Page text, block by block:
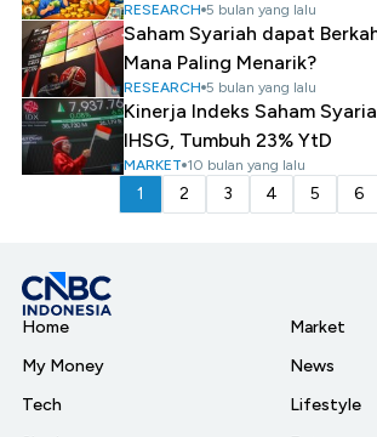
RESEARCH 5 bulan yang lalu
Saham Syariah dapat
Mana Paling Menarik?
RESEARCH 5 bulan yang lalu
Kinerja Indeks Saham
IHSG, Tumbuh 23% YtD
MARKET 10 bulan yang lalu
1 2 3 4 5 6
Home
My Money
Tech
Market
News
Lifestyle